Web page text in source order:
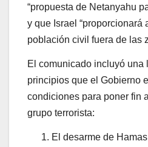
“propuesta de Netanyahu
y que Israel “proporcionará
población civil fuera de las
El comunicado incluyó una
principios que el Gobierno
condiciones para poner fin
grupo terrorista:
El desarme de Hamas